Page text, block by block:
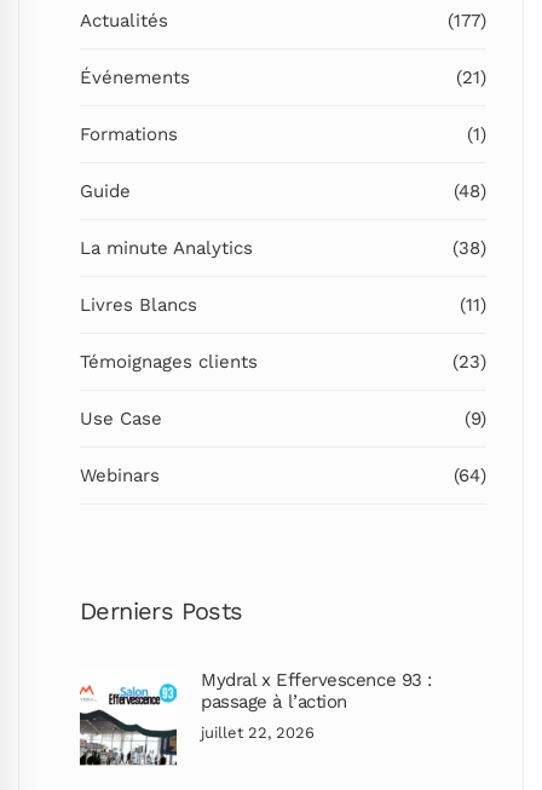
Actualités (177)
Événements (21)
Formations (1)
Guide (48)
La minute Analytics (38)
Livres Blancs (11)
Témoignages clients (23)
Use Case (9)
Webinars (64)
Derniers Posts
Mydral x Effervescence 93 :
passage à l’action
juillet 22, 2026